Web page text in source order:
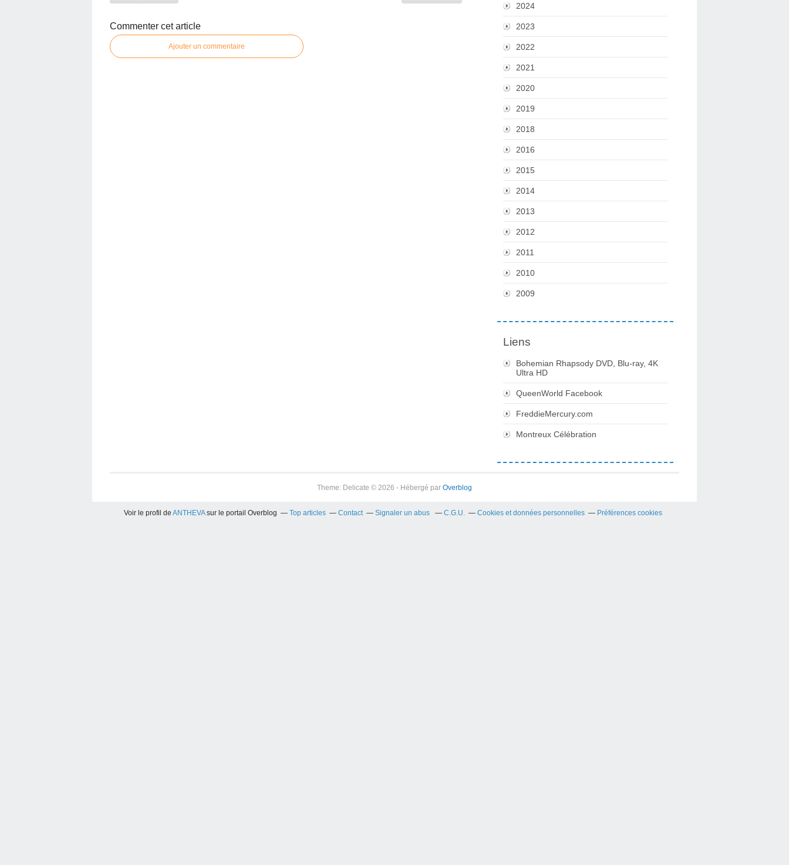
Commenter cet article
Ajouter un commentaire
2024
2023
2022
2021
2020
2019
2018
2016
2015
2014
2013
2012
2011
2010
2009
Liens
Bohemian Rhapsody DVD, Blu-ray, 4K
Ultra HD
QueenWorld Facebook
FreddieMercury.com
Montreux Célébration
Theme: Delicate © 2026 - Hébergé par Overblog
Voir le profil de ANTHEVAsur le portail Overblog Top articles Contact Signaler un abus C.G.U. Cookies et données personnelles Préférences cookies